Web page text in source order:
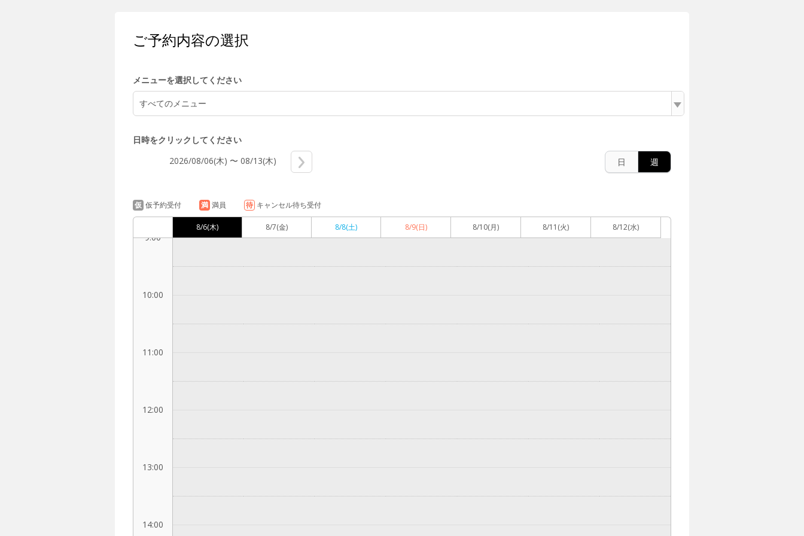
ご予約内容の選択
メニューを選択してください
すべてのメニュー
日時をクリックしてください
日
週
2026/08/06(木) 〜 08/13(木)
仮 仮予約受付 満 満員 待 キャンセル待ち受付
8/6(木) 8/7(金) 8/8(土) 8/9(日) 8/10(月) 8/11 (火) 8/12(水)
9:00
10:00
11:00
12:00
13:00
14:00